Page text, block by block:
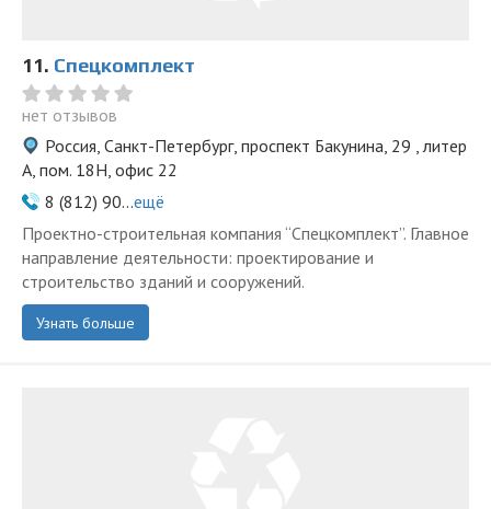
11. Спецкомплект
нет отзывов
Россия, Санкт-Петербург, проспект Бакунина, 29 , литер
А, пом. 18Н, офис 22
8 (812) 90...ещё
Проектно-строительная компания “Спецкомплект”. Главное
направление деятельности: проектирование и
строительство зданий и сооружений.
Узнать больше